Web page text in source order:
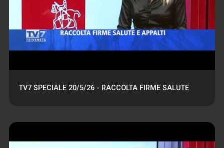
TV7 SPECIALE 20/5/26 - RACCOLTA FIRME SALUTE